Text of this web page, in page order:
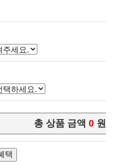
총 상품 금액 0 원
택